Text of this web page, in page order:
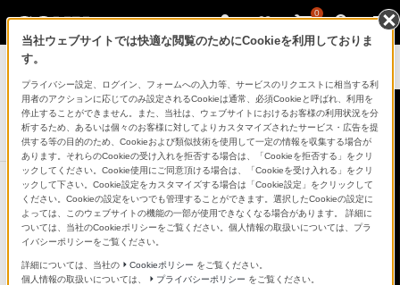
0
デジタルカメラ VLOGCAM
デジタルカメラ
VLOGCAM ZV-1
DISCONTINUED 生産完了
当社ウェブサイトでは快適な閲覧のためにCookieを利用しておりま
す。
プライバシー設定、ログイン、フォームへの入力等、サービスのリクエストに相当する利
用者のアクションに応じてのみ設定されるCookieは通常、必須Cookieと呼ばれ、利用を
停止することができません。また、当社は、ウェブサイトにおけるお客様の利用状況を分
析するため、あるいは個々のお客様に対してよりカスタマイズされたサービス・広告を提
供する等の目的のため、Cookieおよび類似技術を使用して一定の情報を収集する場合が
あります。それらのCookieの受け入れを拒否する場合は、「Cookieを拒否する」をクリ
ックしてください。Cookie使用にご同意頂ける場合は、「Cookieを受け入れる」をクリ
ックして下さい。Cookie設定をカスタマイズする場合は「Cookie設定」をクリックして
ください。Cookieの設定をいつでも管理することができます。選択したCookieの設定に
よっては、このウェブサイトの機能の一部が使用できなくなる場合があります。 詳細に
ついては、当社のCookieポリシーをご覧ください。個人情報の取扱いについては、プラ
イバシーポリシーをご覧ください。
詳細については、当社の Cookieポリシー をご覧ください。
個人情報の取扱いについては、
プライバシーポリシー をご覧ください。